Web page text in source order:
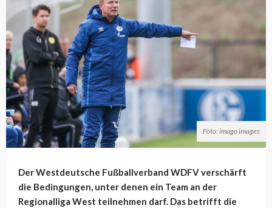
Foto: imago images
Der Westdeutsche Fußballverband WDFV verschärft
die Bedingungen, unter denen ein Team an der
Regionalliga West teilnehmen darf. Das betrifft die